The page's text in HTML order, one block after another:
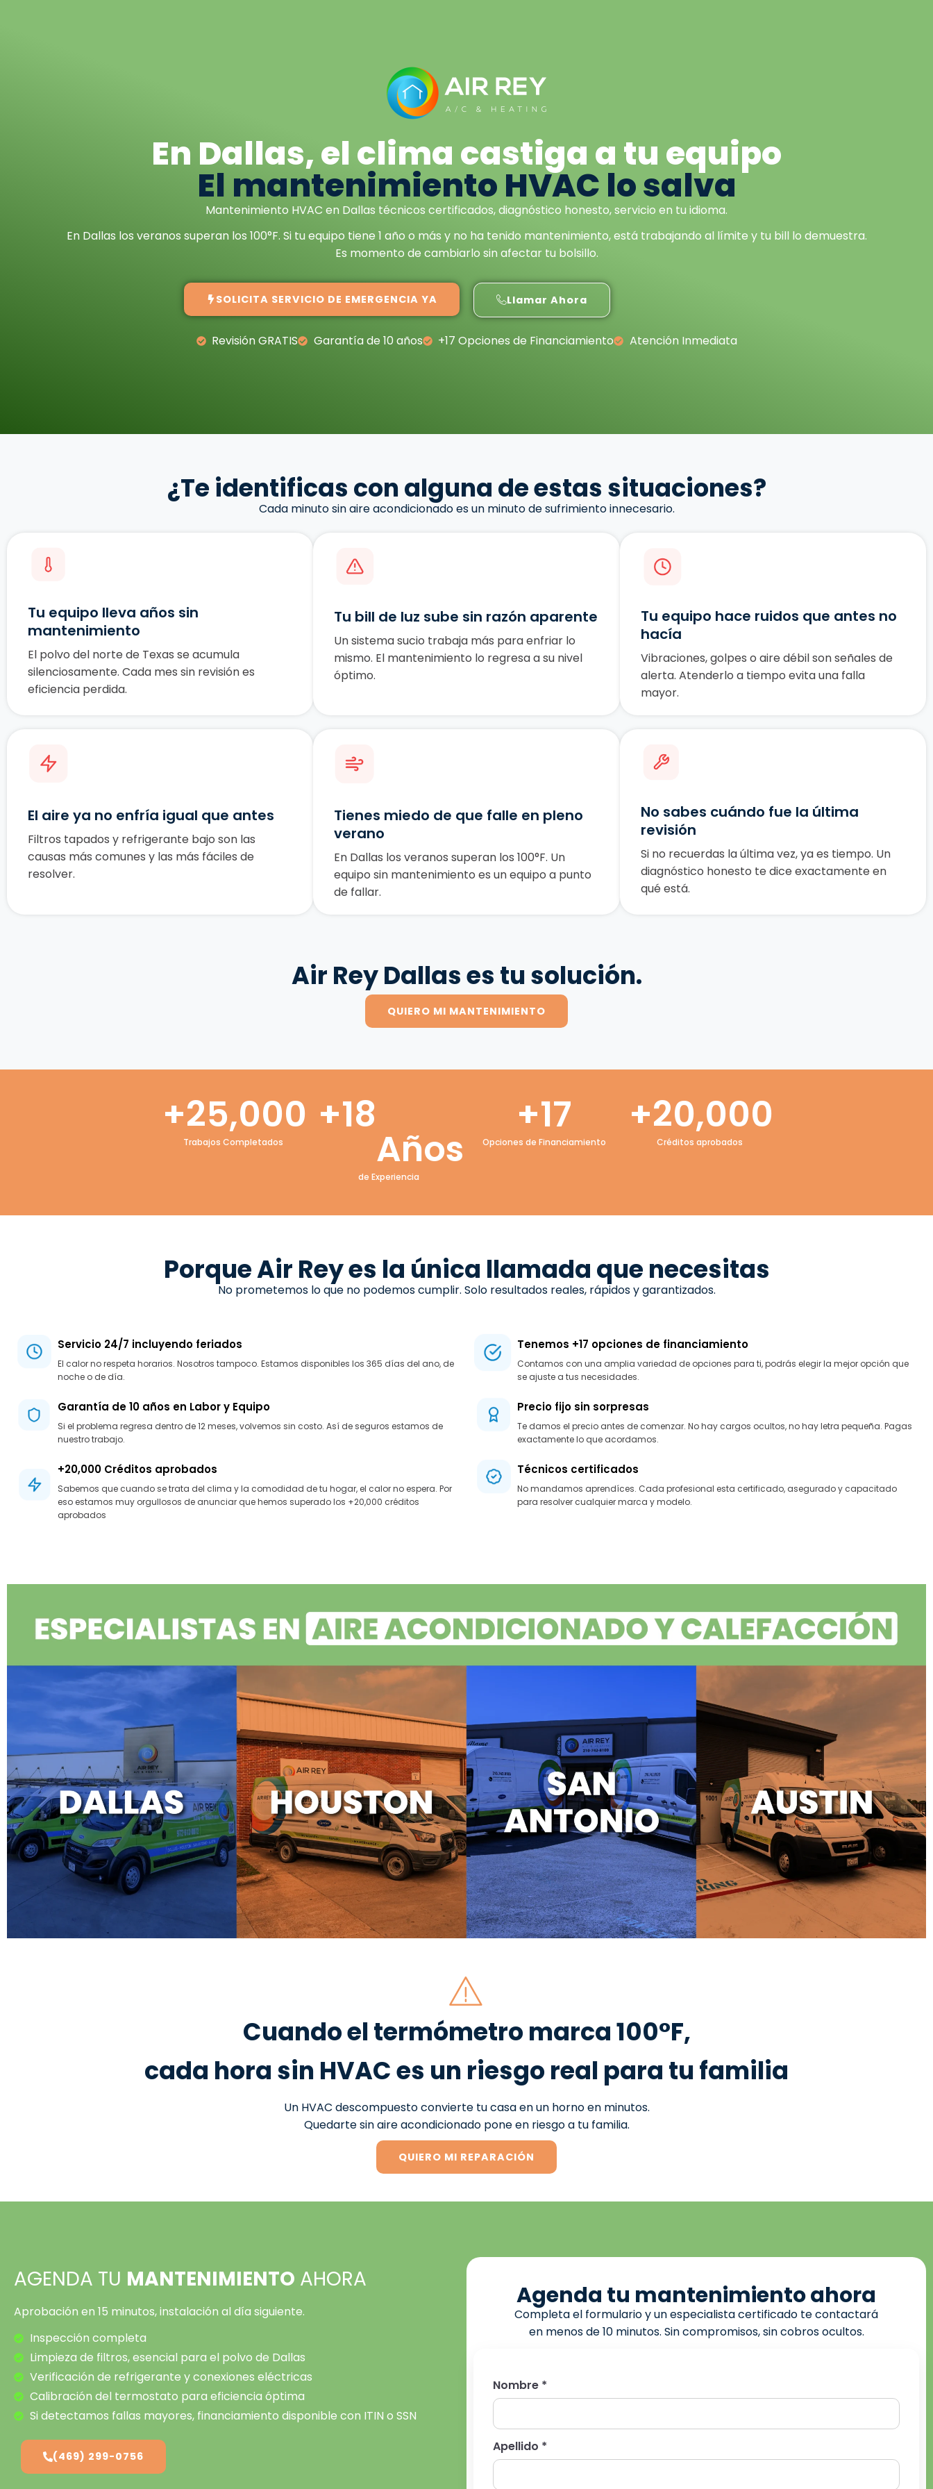
En Dallas, el clima castiga a tu equipo
El mantenimiento HVAC lo salva
Mantenimiento HVAC en Dallas técnicos certificados, diagnóstico honesto, servicio en tu idioma.
En Dallas los veranos superan los 100°F. Si tu equipo tiene 1 año o más y no ha tenido mantenimiento, está trabajando al límite y tu bill lo demuestra.
Es momento de cambiarlo sin afectar tu bolsillo.
SOLICITA SERVICIO DE EMERGENCIA YA Llamar Ahora
Revisión GRATIS Garantía de 10 años +17 Opciones de Financiamiento Atención Inmediata
¿Te identificas con alguna de estas situaciones?
Cada minuto sin aire acondicionado es un minuto de sufrimiento innecesario.
Tu equipo lleva años sin
mantenimiento
El polvo del norte de Texas se acumula
silenciosamente. Cada mes sin revisión es
eficiencia perdida.
Tu bill de luz sube sin razón aparente
Un sistema sucio trabaja más para enfriar lo
mismo. El mantenimiento lo regresa a su nivel
óptimo.
Tu equipo hace ruidos que antes no
hacía
Vibraciones, golpes o aire débil son señales de
alerta. Atenderlo a tiempo evita una falla
mayor.
El aire ya no enfría igual que antes
Filtros tapados y refrigerante bajo son las
causas más comunes y las más fáciles de
resolver.
Tienes miedo de que falle en pleno
verano
En Dallas los veranos superan los 100°F. Un
equipo sin mantenimiento es un equipo a punto
de fallar.
No sabes cuándo fue la última
revisión
Si no recuerdas la última vez, ya es tiempo. Un
diagnóstico honesto te dice exactamente en
qué está.
Air Rey Dallas es tu solución.
QUIERO MI MANTENIMIENTO
Trabajos Completados
+25,000
de Experiencia
+18
Años Opciones de Financiamiento
+17
Créditos aprobados
+20,000
Porque Air Rey es la única llamada que necesitas
No prometemos lo que no podemos cumplir. Solo resultados reales, rápidos y garantizados.
Servicio 24/7 incluyendo feriados
El calor no respeta horarios. Nosotros tampoco. Estamos disponibles los 365 días del ano, de
noche o de día.
Garantía de 10 años en Labor y Equipo
Si el problema regresa dentro de 12 meses, volvemos sin costo. Así de seguros estamos de
nuestro trabajo.
+20,000 Créditos aprobados
Sabemos que cuando se trata del clima y la comodidad de tu hogar, el calor no espera. Por
eso estamos muy orgullosos de anunciar que hemos superado los +20,000 créditos
aprobados
Tenemos +17 opciones de financiamiento
Contamos con una amplia variedad de opciones para ti, podrás elegir la mejor opción que
se ajuste a tus necesidades.
Precio fijo sin sorpresas
Te damos el precio antes de comenzar. No hay cargos ocultos, no hay letra pequeña. Pagas
exactamente lo que acordamos.
Técnicos certificados
No mandamos aprendíces. Cada profesional esta certificado, asegurado y capacitado
para resolver cualquier marca y modelo.
Cuando el termómetro marca 100°F,
cada hora sin HVAC es un riesgo real para tu familia
Un HVAC descompuesto convierte tu casa en un horno en minutos.
Quedarte sin aire acondicionado pone en riesgo a tu familia.
QUIERO MI REPARACIÓN
AGENDA TU MANTENIMIENTO AHORA
Aprobación en 15 minutos, instalación al día siguiente.
Inspección completa
Limpieza de filtros, esencial para el polvo de Dallas
Verificación de refrigerante y conexiones eléctricas
Calibración del termostato para eficiencia óptima
Si detectamos fallas mayores, financiamiento disponible con ITIN o SSN
(469) 299-0756
Agenda tu mantenimiento ahora
Completa el formulario y un especialista certificado te contactará
en menos de 10 minutos. Sin compromisos, sin cobros ocultos.
Nombre *
Apellido *